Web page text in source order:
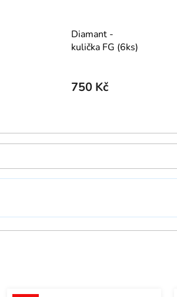
Diamant -
kulička FG (6ks)
750 Kč